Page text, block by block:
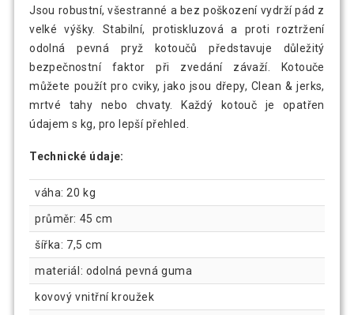
Jsou robustní, všestranné a bez poškození vydrží pád z
velké výšky. Stabilní, protiskluzová a proti roztržení
odolná pevná pryž kotoučů představuje důležitý
bezpečnostní faktor při zvedání závaží. Kotouče
můžete použít pro cviky, jako jsou dřepy, Clean & jerks,
mrtvé tahy nebo chvaty. Každý kotouč je opatřen
údajem s kg, pro lepší přehled.
Technické údaje:
váha: 20 kg
průměr: 45 cm
šířka: 7,5 cm
materiál: odolná pevná guma
kovový vnitřní kroužek